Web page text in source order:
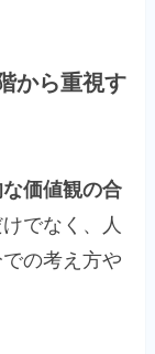
から重視す
価値観の合
でなく、人
の考え方や